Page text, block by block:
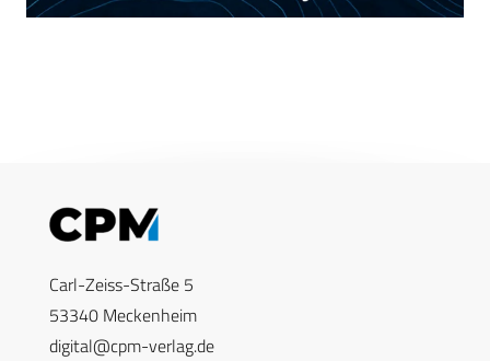
Carl-Zeiss-Straße 5
53340 Meckenheim
digital@cpm-verlag.de